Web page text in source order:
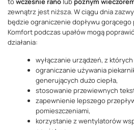
zewnątrz jest niższa. W ciągu dnia
będzie ograniczenie dopływu
Komfort podczas upałów mogą
działania:
wyłączanie urządzeń, z
ograniczanie używania
generujących dużo ciepła,
stosowanie przewiewnych
zapewnienie lepszego
pomieszczeniami,
korzystanie z wentylatorów